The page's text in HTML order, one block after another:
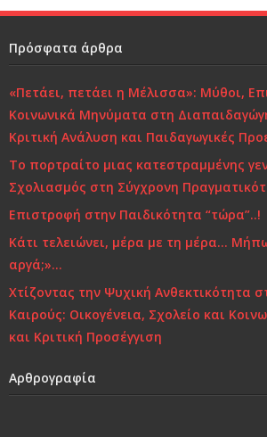
b
o
o
k
r dI
Πρόσφατα άρθρα
«Πετάει, πετάει η Μέλισσα»: Μύθοι,
Κοινωνικά Μηνύματα στη
Κριτική Ανάλυση και Παιδαγωγικές
Το πορτραίτο μιας κατεστραμμένης
Σχολιασμός στη Σύγχρονη
Επιστροφή στην Παιδικότητα “τώρα”..!
Κάτι τελειώνει, μέρα με τη μέρα…
αργά;»…
Χτίζοντας την Ψυχική Ανθεκτικότητα
Καιρούς: Οικογένεια, Σχολείο και
και Κριτική Προσέγγιση
Αρθρογραφία